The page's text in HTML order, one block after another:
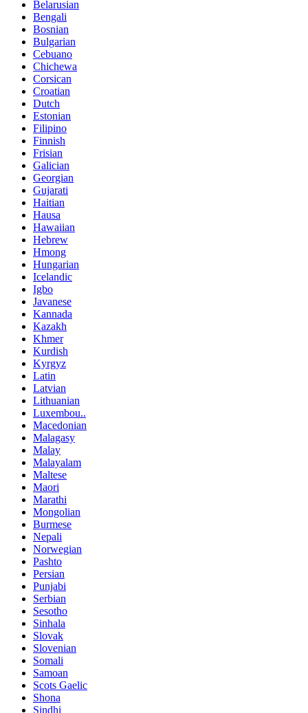
Belarusian
Bengali
Bosnian
Bulgarian
Cebuano
Chichewa
Corsican
Croatian
Dutch
Estonian
Filipino
Finnish
Frisian
Galician
Georgian
Gujarati
Haitian
Hausa
Hawaiian
Hebrew
Hmong
Hungarian
Icelandic
Igbo
Javanese
Kannada
Kazakh
Khmer
Kurdish
Kyrgyz
Latin
Latvian
Lithuanian
Luxembou..
Macedonian
Malagasy
Malay
Malayalam
Maltese
Maori
Marathi
Mongolian
Burmese
Nepali
Norwegian
Pashto
Persian
Punjabi
Serbian
Sesotho
Sinhala
Slovak
Slovenian
Somali
Samoan
Scots Gaelic
Shona
Sindhi